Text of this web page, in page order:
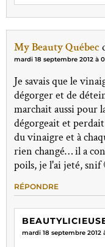
My Beauty Québec
mardi 18 septembre 2012 à
Je savais que le
dégorger et de
marchait aussi pour
dégorgeait et
du vinaigre et à
rien changé… il a
poils, je l'ai jeté, snif
RÉPONDRE
mardi 18 septembre 2012